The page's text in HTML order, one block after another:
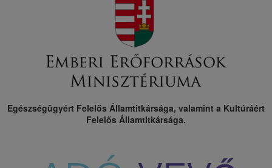
Egészségügyért Felelős Államtitkársága, valamint a Kultúráért
Felelős Államtitkársága.